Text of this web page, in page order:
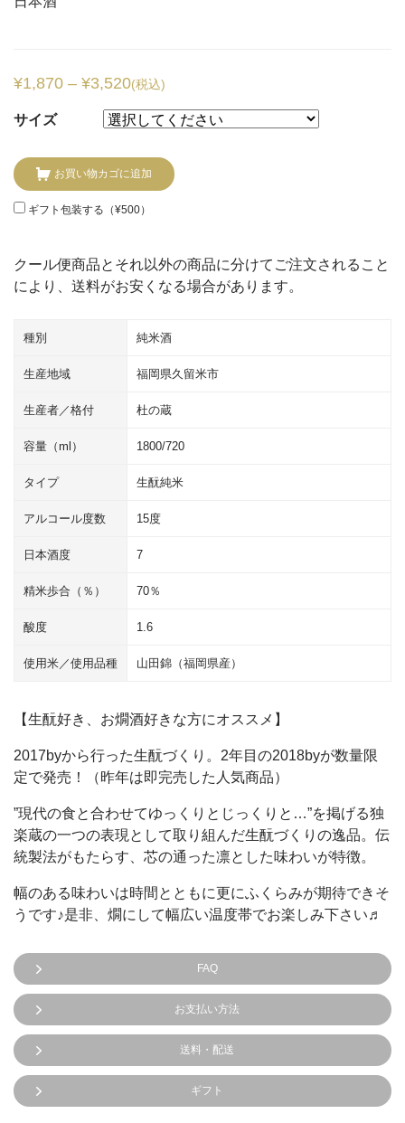
¥1,870 – ¥3,520(税込)
サイズ
お買い物カゴに追加
ギフト包装する（¥500）
クール便商品とそれ以外の商品に分けてご注文されること
により、送料がお安くなる場合があります。
種別 純米酒
生産地域 福岡県久留米市
生産者／格付 杜の蔵
容量（ml） 1800/720
タイプ 生酛純米
アルコール度数 15度
日本酒度 7
精米歩合（％） 70％
酸度 1.6
使用米／使用品種 山田錦（福岡県産）
【生酛好き、お燗酒好きな方にオススメ】
2017byから行った生酛づくり。2年目の2018byが数量限
定で発売！（昨年は即完売した人気商品）
”現代の食と合わせてゆっくりとじっくりと…”を掲げる独
楽蔵の一つの表現として取り組んだ生酛づくりの逸品。伝
統製法がもたらす、芯の通った凛とした味わいが特徴。
幅のある味わいは時間とともに更にふくらみが期待できそ
うです♪是非、燗にして幅広い温度帯でお楽しみ下さい♬
FAQ
お支払い方法
送料・配送
ギフト